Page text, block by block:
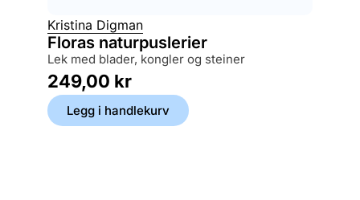
Kristina Digman
Floras naturpuslerier
lek med blader, kongler og steiner
249,00 kr
Legg i handlekurv